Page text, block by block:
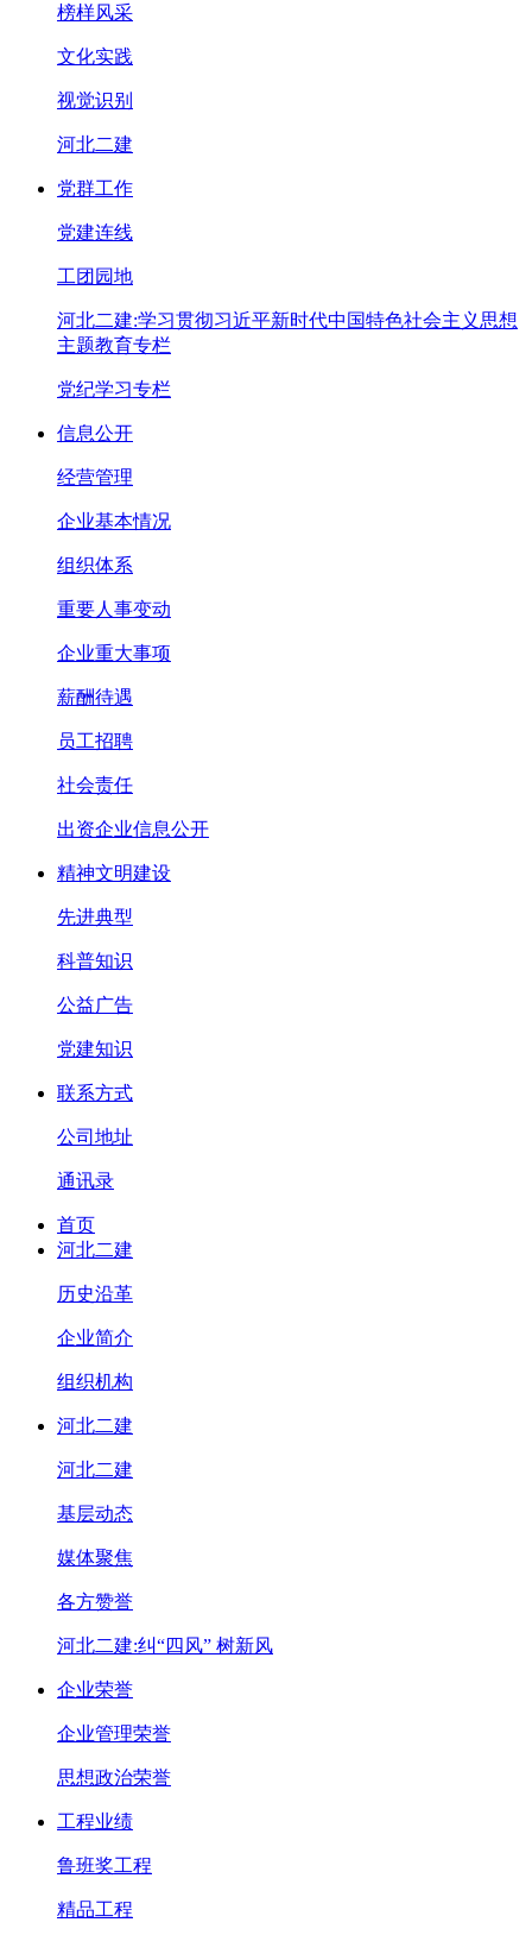
榜样风采
文化实践
视觉识别
河北二建
党群工作
党建连线
工团园地
河北二建:学习贯彻习近平新时代中国特色社会主义思想
主题教育专栏
党纪学习专栏
信息公开
经营管理
企业基本情况
组织体系
重要人事变动
企业重大事项
薪酬待遇
员工招聘
社会责任
出资企业信息公开
精神文明建设
先进典型
科普知识
公益广告
党建知识
联系方式
公司地址
通讯录
首页
河北二建
历史沿革
企业简介
组织机构
河北二建
河北二建
基层动态
媒体聚焦
各方赞誉
河北二建:纠“四风” 树新风
企业荣誉
企业管理荣誉
思想政治荣誉
工程业绩
鲁班奖工程
精品工程